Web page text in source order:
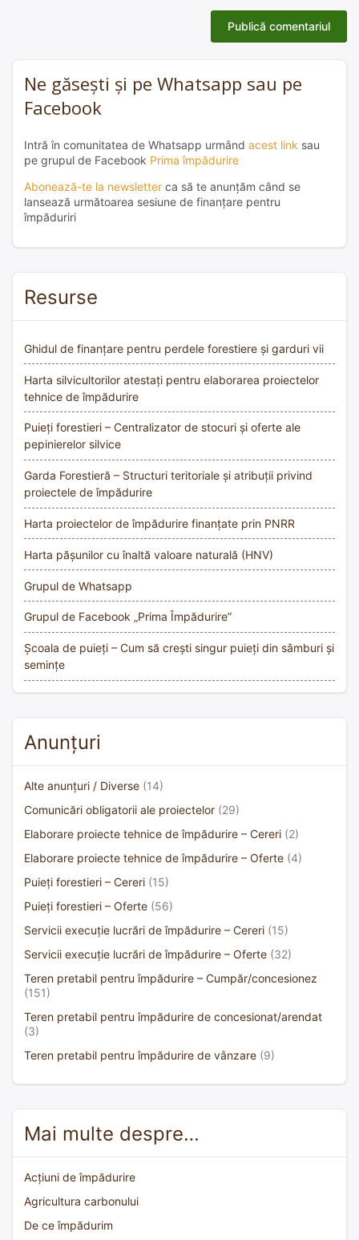
Ne găsești și pe Whatsapp sau pe
Facebook
Intră în comunitatea de Whatsapp urmând acest link sau
pe grupul de Facebook Prima împădurire
Abonează-te la newsletter ca să te anunțăm când se
lansează următoarea sesiune de finanțare pentru
împăduriri
Resurse
Ghidul de finanțare pentru perdele forestiere și garduri vii
Harta silvicultorilor atestați pentru elaborarea proiectelor
tehnice de împădurire
Puieți forestieri – Centralizator de stocuri și oferte ale
pepinierelor silvice
Garda Forestieră – Structuri teritoriale și atribuții privind
proiectele de împădurire
Harta proiectelor de împădurire finanțate prin PNRR
Harta pășunilor cu înaltă valoare naturală (HNV)
Grupul de Whatsapp
Grupul de Facebook „Prima Împădurire”
Școala de puieți – Cum să crești singur puieți din sâmburi și
semințe
Anunțuri
Alte anunțuri / Diverse (14)
Comunicări obligatorii ale proiectelor (29)
Elaborare proiecte tehnice de împădurire – Cereri (2)
Elaborare proiecte tehnice de împădurire – Oferte (4)
Puieți forestieri – Cereri (15)
Puieți forestieri – Oferte (56)
Servicii execuție lucrări de împădurire – Cereri (15)
Servicii execuție lucrări de împădurire – Oferte (32)
Teren pretabil pentru împădurire – Cumpăr/concesionez
(151)
Teren pretabil pentru împădurire de concesionat/arendat
(3)
Teren pretabil pentru împădurire de vânzare (9)
Mai multe despre…
Acțiuni de împădurire
Agricultura carbonului
De ce împădurim